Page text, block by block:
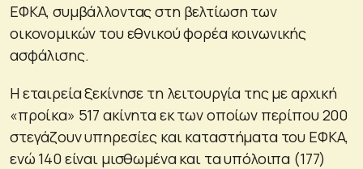
ΕΦΚΑ, συμβάλλοντας στη βελτίωση των
οικονομικών του εθνικού φορέα κοινωνικής
ασφάλισης.
Η εταιρεία ξεκίνησε τη λειτουργία της με αρχική
«προίκα» 517 ακίνητα εκ των οποίων περίπου 200
στεγάζουν υπηρεσίες και καταστήματα του ΕΦΚΑ,
ενώ 140 είναι μισθωμένα και τα υπόλοιπα (177)